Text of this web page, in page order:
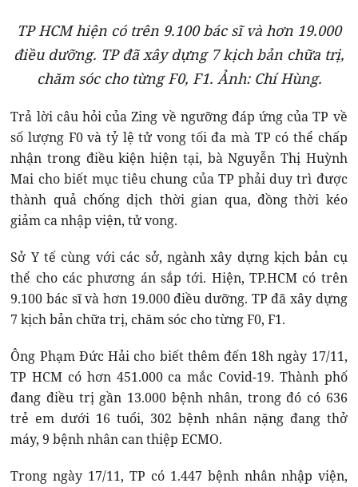
TP HCM hiện có trên 9.100 bác sĩ và hơn 19.000
điều dưỡng. TP đã xây dựng 7 kịch bản chữa trị,
chăm sóc cho từng F0, F1. Ảnh: Chí Hùng.
Trả lời câu hỏi của Zing về ngưỡng đáp ứng của TP về
số lượng F0 và tỷ lệ tử vong tối đa mà TP có thể chấp
nhận trong điều kiện hiện tại, bà Nguyễn Thị Huỳnh
Mai cho biết mục tiêu chung của TP phải duy trì được
thành quả chống dịch thời gian qua, đồng thời kéo
giảm ca nhập viện, tử vong.
Sở Y tế cùng với các sở, ngành xây dựng kịch bản cụ
thể cho các phương án sắp tới. Hiện, TP.HCM có trên
9.100 bác sĩ và hơn 19.000 điều dưỡng. TP đã xây dựng
7 kịch bản chữa trị, chăm sóc cho từng F0, F1.
Ông Phạm Đức Hải cho biết thêm đến 18h ngày 17/11,
TP HCM có hơn 451.000 ca mắc Covid-19. Thành phố
đang điều trị gần 13.000 bệnh nhân, trong đó có 636
trẻ em dưới 16 tuổi, 302 bệnh nhân nặng đang thở
máy, 9 bệnh nhân can thiệp ECMO.
Trong ngày 17/11, TP có 1.447 bệnh nhân nhập viện,